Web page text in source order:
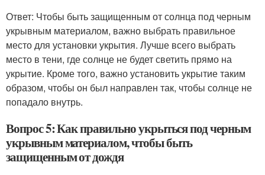
Ответ: Чтобы быть защищенным от солнца под черным
укрывным материалом, важно выбрать правильное
место для установки укрытия. Лучше всего выбрать
место в тени, где солнце не будет светить прямо на
укрытие. Кроме того, важно установить укрытие таким
образом, чтобы он был направлен так, чтобы солнце не
попадало внутрь.
Вопрос 5: Как правильно укрыться под черным
укрывным материалом, чтобы быть
защищенным от дождя